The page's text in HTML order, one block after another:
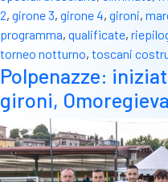
2, girone 3, girone 4, gironi,
programma, qualificate,
torneo notturno, toscani
Polpenazze:
gironi,